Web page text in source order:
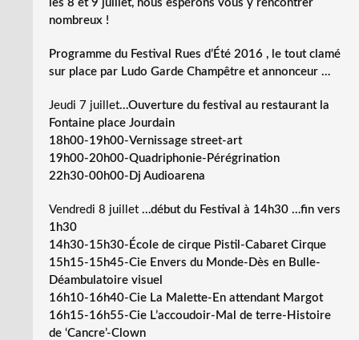
les 8 et 9 juillet, nous espérons vous y rencontrer
nombreux !
Programme du Festival Rues d’Été 2016 , le tout clamé
sur place par Ludo Garde Champêtre et annonceur …
Jeudi 7 juillet…Ouverture du festival au restaurant la
Fontaine place Jourdain
18h00-19h00-Vernissage street-art
19h00-20h00-Quadriphonie-Pérégrination
22h30-00h00-Dj Audioarena
Vendredi 8 juillet …début du Festival à 14h30 …fin vers
1h30
14h30-15h30-École de cirque Pistil-Cabaret Cirque
15h15-15h45-Cie Envers du Monde-Dès en Bulle-
Déambulatoire visuel
16h10-16h40-Cie La Malette-En attendant Margot
16h15-16h55-Cie L’accoudoir-Mal de terre-Histoire
de ‘Cancre’-Clown